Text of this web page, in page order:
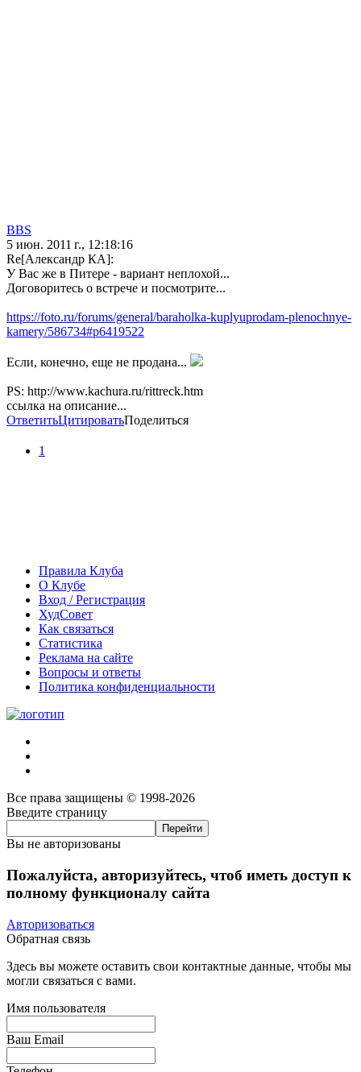
BBS
5 июн. 2011 г., 12:18:16
Re[Александр КА]:
У Вас же в Питере - вариант неплохой...
Договоритесь о встрече и посмотрите...
https://foto.ru/forums/general/baraholka-kuplyuprodam-plenochnye-
kamery/586734#p6419522
Если, конечно, еще не продана...
PS: http://www.kachura.ru/rittreck.htm
ссылка на описание...
ОтветитьЦитироватьПоделиться
1
Правила Клуба
О Клубе
Вход / Регистрация
ХудСовет
Как связаться
Статистика
Реклама на сайте
Вопросы и ответы
Политика конфиденциальности
Все права защищены © 1998-2026
Введите страницу
Вы не авторизованы
Пожалуйста, авторизуйтесь, чтоб иметь доступ к
полному функционалу сайта
Авторизоваться
Обратная связь
Здесь вы можете оставить свои контактные данные, чтобы мы
могли связаться с вами.
Имя пользователя
Ваш Email